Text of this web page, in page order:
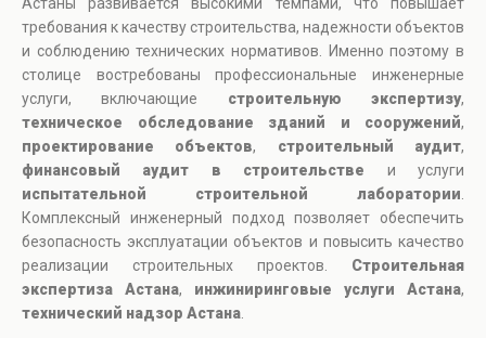
требования к качеству строительства, надежности объектов
и соблюдению технических нормативов. Именно поэтому в
столице востребованы профессиональные инженерные
услуги, включающие строительную экспертизу,
техническое обследование зданий и сооружений,
проектирование объектов, строительный аудит,
финансовый аудит в строительстве и услуги
испытательной строительной лаборатории
Комплексный инженерный подход позволяет обеспечить
безопасность эксплуатации объектов и повысить качество
реализации строительных проектов. Строительная
экспертиза Астана, инжиниринговые услуги Астана,
технический надзор Астана